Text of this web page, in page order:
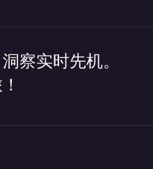
察实时先机。